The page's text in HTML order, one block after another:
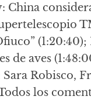
China
de aves
Robisco,
los